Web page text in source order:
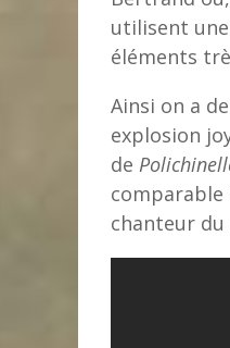
utilisent
éléments
Ainsi on a
explosion
de
comparable
chanteur